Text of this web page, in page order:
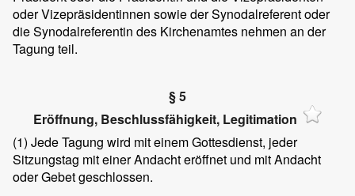
oder Vizepräsidentinnen sowie der Synodalreferent oder
die Synodalreferentin des Kirchenamtes nehmen an der
Tagung teil.
§ 5
Eröffnung, Beschlussfähigkeit, Legitimation
(1) Jede Tagung wird mit einem Gottesdienst, jeder
Sitzungstag mit einer Andacht eröffnet und mit Andacht
oder Gebet geschlossen.